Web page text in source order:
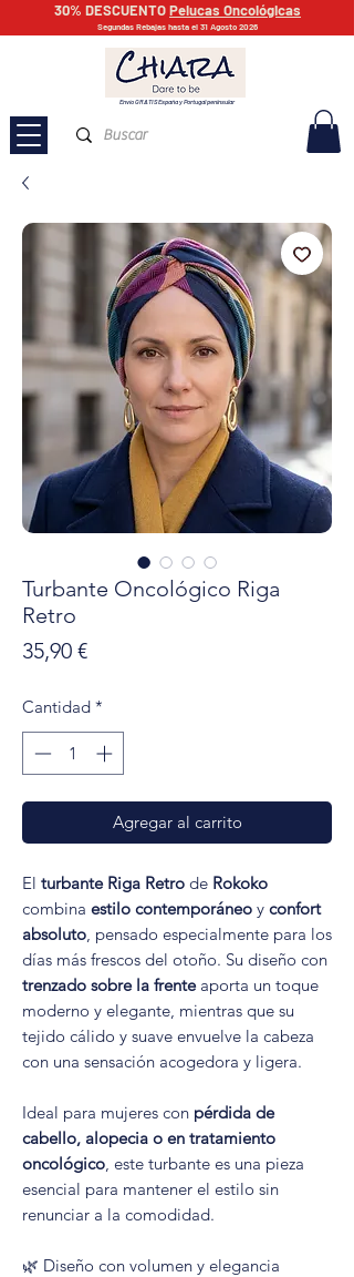
Envío GRATIS España y Portugal peninsular
30% DESCUENTOPelucas Oncológicas
Segundas Rebajas hasta el 31 Agosto 2026
Turbante Oncológico Riga
Retro
35,90 €Precio
Cantidad *
Agregar al carrito
El turbante Riga Retro de Rokoko
combina estilo contemporáneo y confort
absoluto, pensado especialmente para los
días más frescos del otoño. Su diseño con
trenzado sobre la frenteaporta un toque
moderno y elegante, mientras que su
tejido cálido y suave envuelve la cabeza
con una sensación acogedora y ligera.
Ideal para mujeres con pérdida de
cabello, alopecia o en tratamiento
oncológico, este turbante es una pieza
esencial para mantener el estilo sin
renunciar a la comodidad.
🌿 Diseño con volumen y elegancia